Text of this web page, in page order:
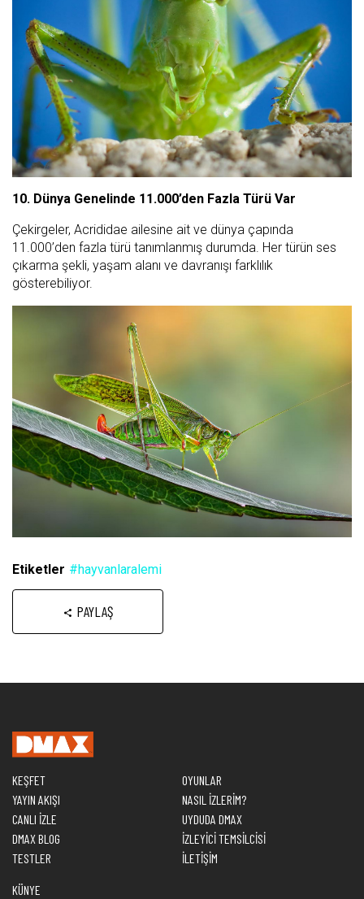
10. Dünya Genelinde 11.000’den Fazla Türü Var
Çekirgeler, Acrididae ailesine ait ve dünya çapında
11.000’den fazla türü tanımlanmış durumda. Her türün ses
çıkarma şekli, yaşam alanı ve davranışı farklılık
gösterebiliyor.
Etiketler #hayvanlaralemi
PAYLAŞ
KEŞFET
YAYIN AKIŞI
CANLI İZLE
DMAX BLOG
TESTLER
OYUNLAR
NASIL İZLERİM?
UYDUDA DMAX
İZLEYİCİ TEMSİLCİSİ
İLETİŞİM
KÜNYE